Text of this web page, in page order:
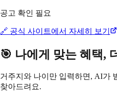
공고 확인 필요
🔗 공식 사이트에서 자세히 보기
🎯 나에게 맞는 혜택,
거주지와 나이만 입력하면, AI가
찾아드려요.